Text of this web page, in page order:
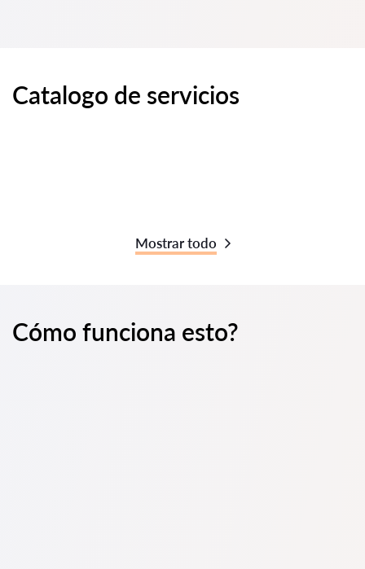
Catalogo de servicios
Mostrar todo
Cómo funciona esto?